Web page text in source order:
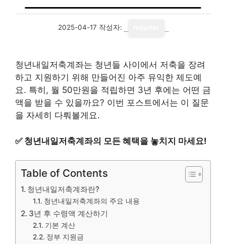
2025-04-17 작성자:
청년내일저축계좌는 청년들 사이에서 저축을 장려
하고 지원하기 위해 만들어진 아주 유익한 제도예
요. 특히, 월 50만원을 적립하면 3년 후에는 어떤 금
액을 받을 수 있을까요? 이번 포스트에서는 이 질문
을 자세히 다뤄볼게요.
✅ 청년내일저축계좌의 모든 혜택을 놓치지 마세요!
Table of Contents
청년내일저축계좌란?
청년내일저축계좌의 주요 내용
3년 후 수령액 계산하기
기본 계산
정부 지원금